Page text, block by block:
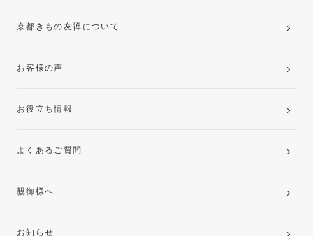
京都きもの友禅について
お客様の声
お役立ち情報
よくあるご質問
親御様へ
お知らせ